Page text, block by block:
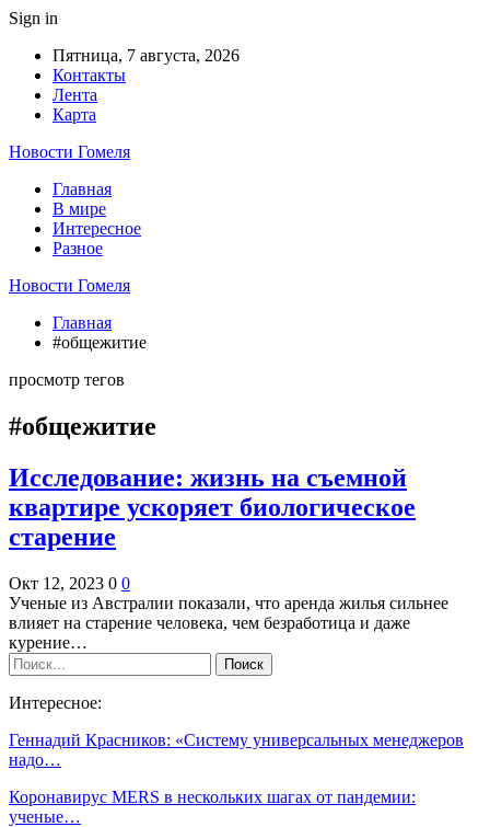
Sign in
Пятница, 7 августа, 2026
Контакты
Лента
Карта
Новости Гомеля
Главная
В мире
Интересное
Разное
Новости Гомеля
Главная
#общежитие
просмотр тегов
#общежитие
Исследование: жизнь на съемной
квартире ускоряет биологическое
старение
Окт 12, 2023 0 0
Ученые из Австралии показали, что аренда жилья сильнее
влияет на старение человека, чем безработица и даже
курение…
Интересное:
Геннадий Красников: «Систему универсальных менеджеров
надо…
Коронавирус MERS в нескольких шагах от пандемии:
ученые…